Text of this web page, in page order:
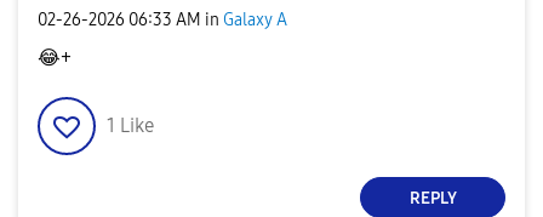
‎02-26-2026 06:33 AM in Galaxy A
😂+
1 Like
REPLY